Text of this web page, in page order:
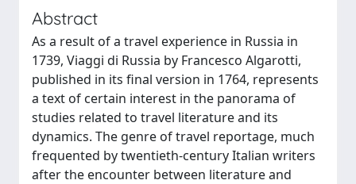
Abstract
As a result of a travel experience in Russia in
1739, Viaggi di Russia by Francesco Algarotti,
published in its final version in 1764, represents
a text of certain interest in the panorama of
studies related to travel literature and its
dynamics. The genre of travel reportage, much
frequented by twentieth-century Italian writers
after the encounter between literature and